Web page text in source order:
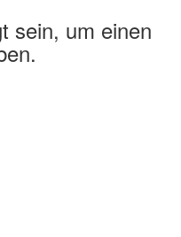
sein, um einen